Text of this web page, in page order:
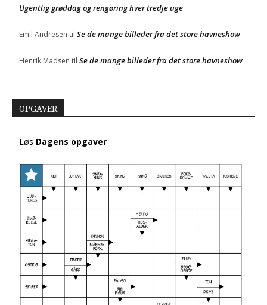
Ugentlig grøddag og rengøring hver tredje uge
Emil Andresen til Se de mange billeder fra det store havneshow
Henrik Madsen til Se de mange billeder fra det store havneshow
OPGAVER
Løs Dagens opgaver